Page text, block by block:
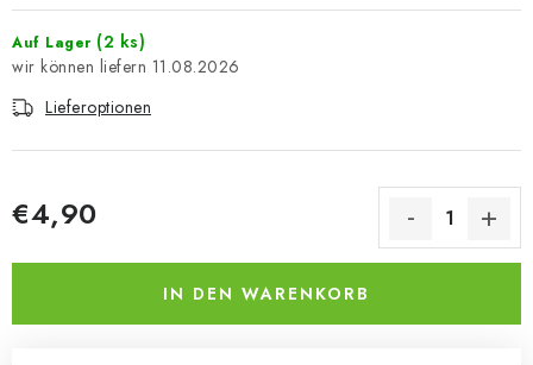
Über uns Meine Bestellung
Kontakte
Versand und Bezahlung
Großhandel
Auf Lager (2 ks)
11.08.2026
Lieferoptionen
€4,90
IN DEN WARENKORB